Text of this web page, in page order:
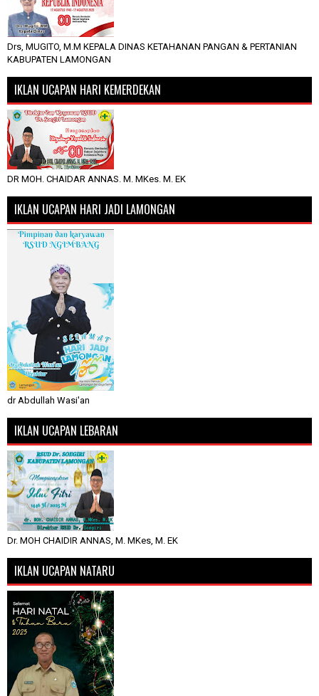
Drs, MUGITO, M.M KEPALA DINAS KETAHANAN PANGAN & PERTANIAN
KABUPATEN LAMONGAN
IKLAN UCAPAN HARI KEMERDEKAN
DR MOH. CHAIDAR ANNAS. M. MKes. M. EK
IKLAN UCAPAN HARI JADI LAMONGAN
dr Abdullah Wasi'an
IKLAN UCAPAN LEBARAN
Dr. MOH CHAIDIR ANNAS, M. MKes, M. EK
IKLAN UCAPAN NATARU